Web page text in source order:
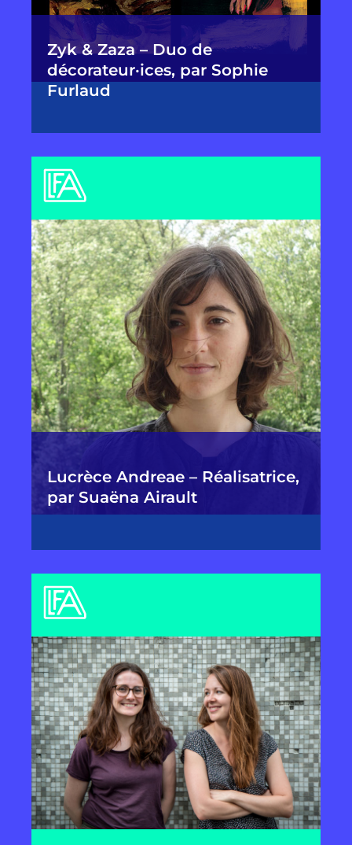
Zyk & Zaza – Duo de
décorateur·ices, par Sophie
Furlaud
Lucrèce Andreae – Réalisatrice,
par Suaëna Airault